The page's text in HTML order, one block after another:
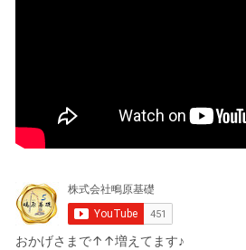
おかげさまで↑↑増えてます♪